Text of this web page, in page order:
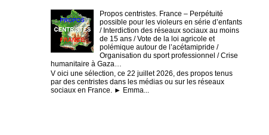
Propos centristes. France – Perpétuité
possible pour les violeurs en série d’enfants
/ Interdiction des réseaux sociaux au moins
de 15 ans / Vote de la loi agricole et
polémique autour de l’acétamipride /
Organisation du sport professionnel / Crise
humanitaire à Gaza…
V oici une sélection, ce 22 juillet 2026, des propos tenus
par des centristes dans les médias ou sur les réseaux
sociaux en France. ► Emma...